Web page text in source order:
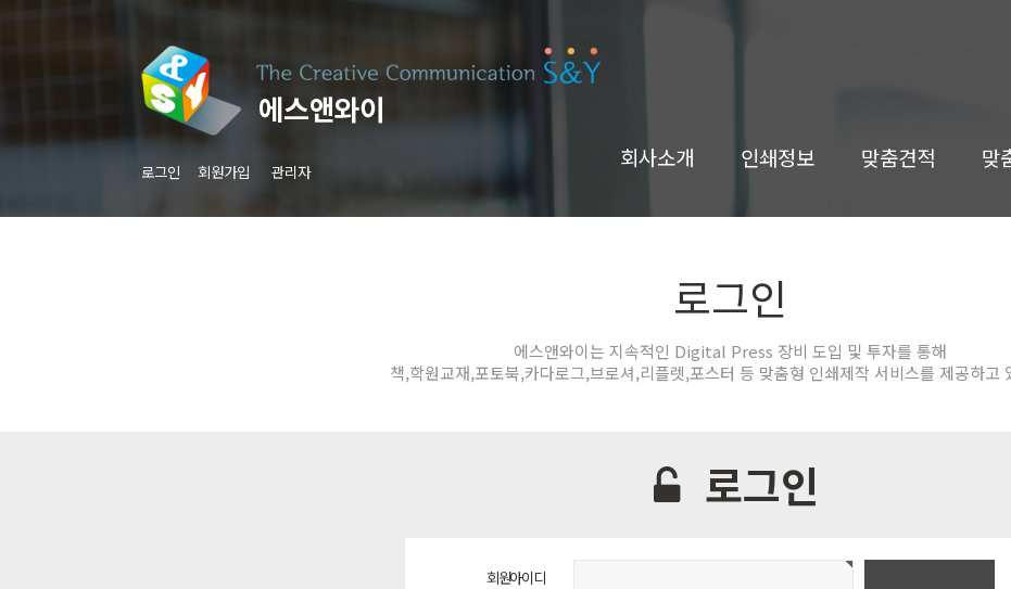
로그인 회원가입 관리자 회사소개 인쇄정보 맞춤견적 맞
로그인
에스앤와이는 지속적인 Digital Press 장비 도입 및 투자를 통해
책,학원교재,포토북,카다로그,브로셔,리플렛,포스터 등 맞춤형 인쇄제작 서비스를 제공하고
로그인
회원아이디